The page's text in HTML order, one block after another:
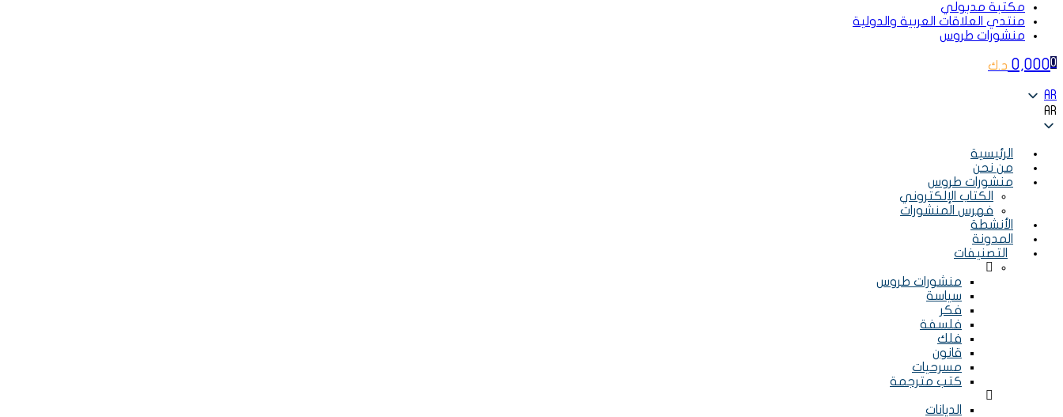
مكتبة مدبولي
منتدي العلاقات العربية والدولية
منشورات طروس
0
0,000 د.ك
AR
AR
الرئيسية
من نحن
منشورات طروس
الكتاب الإلكتروني
فهرس المنشورات
الأنشطة
المدونة
التصنيفات
Menu
منشورات طروس
سياسة
فكر
فلسفة
فلك
قانون
مسرحيات
كتب مترجمة
Menu
الديانات